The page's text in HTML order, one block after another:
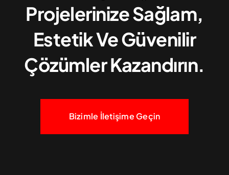
Projelerinize Sağlam,
Estetik Ve Güvenilir
Çözümler Kazandırın.
Bizimle İletişime Geçin